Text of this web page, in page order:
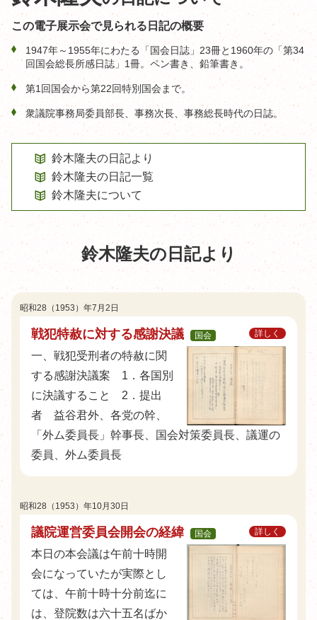
この電子展示会で見られる日記の概要
1947年～1955年にわたる「国会日誌」23冊と1960年の「第34
回国会総長所感日誌」1冊。ペン書き、鉛筆書き。
第1回国会から第22回特別国会まで。
衆議院事務局委員部長、事務次長、事務総長時代の日誌。
鈴木隆夫の日記より
鈴木隆夫の日記一覧
鈴木隆夫について
鈴木隆夫の日記より
昭和28（1953）年7月2日
戦犯特赦に対する感謝決議 国会 詳しく
一、戦犯受刑者の特赦に関
する感謝決議案 1．各国別
に決議すること 2．提出
者 益谷君外、各党の幹、
「外ム委員長」幹事長、国会対策委員長、議運の
委員、外ム委員長
昭和28（1953）年10月30日
議院運営委員会開会の経緯 国会 詳しく
本日の本会議は午前十時開
会になっていたが実際とし
ては、午前十時十分前迄に
は、登院数は六十五名ばか